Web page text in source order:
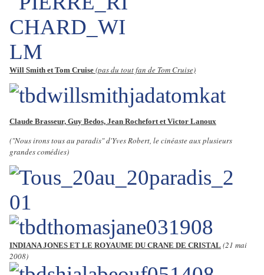
Will Smith et Tom Cruise (pas du tout fan de Tom Cruise)
Claude Brasseur, Guy Bedos, Jean Rochefort et Victor Lanoux
("Nous irons tous au paradis" d'Yves Robert, le cinéaste aux plusieurs
grandes comédies)
INDIANA JONES ET LE ROYAUME DU CRANE DE CRISTAL (21 mai
2008)